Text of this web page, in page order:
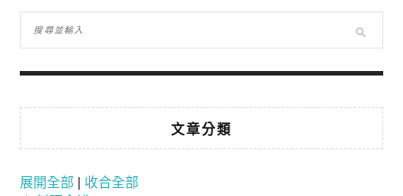
文章分類
展開全部 | 收合全部